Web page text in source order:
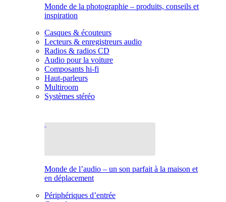
Monde de la photographie – produits, conseils et
inspiration
Casques & écouteurs
Lecteurs & enregistreurs audio
Radios & radios CD
Audio pour la voiture
Composants hi-fi
Haut-parleurs
Multiroom
Systèmes stéréo
Monde de l’audio – un son parfait à la maison et
en déplacement
Périphériques d’entrée